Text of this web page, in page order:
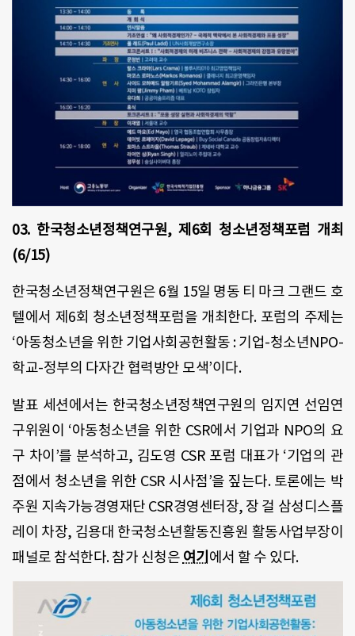
03. 한국청소년정책연구원, 제6회 청소년정책포럼 개최
(6/15)
한국청소년정책연구원은 6월 15일 명동 티 마크 그랜드 호
텔에서 제6회 청소년정책포럼을 개최한다. 포럼의 주제는
‘아동청소년을 위한 기업사회공헌활동 : 기업-청소년NPO-
학교-정부의 다자간 협력방안 모색’이다.
발표 세션에서는 한국청소년정책연구원의 임지연 선임연
구위원이 ‘아동청소년을 위한 CSR에서 기업과 NPO의 요
구 차이’를 분석하고, 김도영 CSR 포럼 대표가 ‘기업의 관
점에서 청소년을 위한 CSR 시사점’을 짚는다. 토론에는 박
주원 지속가능경영재단 CSR경영센터장, 장 걸 삼성디스플
레이 차장, 김용대 한국청소년활동진흥원 활동사업부장이
패널로 참석한다. 참가 신청은 여기 에서 할 수 있다.